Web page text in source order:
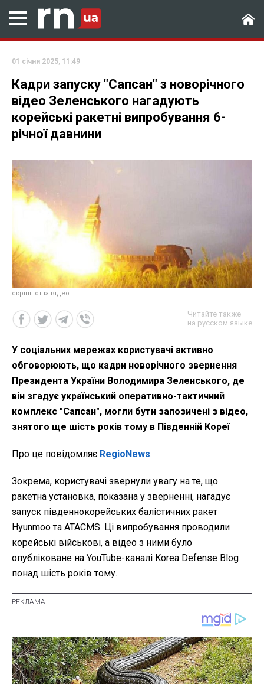
01 січня 2025, 11:49
Кадри запуску "Сапсан" з новорічного
відео Зеленського нагадують
корейські ракетні випробування 6-
річної давнини
скріншот із відео
Читайте также
на русском языке
У соціальних мережах користувачі активно
обговорюють, що кадри новорічного звернення
Президента України Володимира Зеленського, де
він згадує український оперативно-тактичний
комплекс "Сапсан", могли бути запозичені з відео,
знятого ще шість років тому в Південній Кореї
Про це повідомляє RegioNews.
Зокрема, користувачі звернули увагу на те, що
ракетна установка, показана у зверненні, нагадує
запуск південнокорейських балістичних ракет
Hyunmoo та ATACMS. Ці випробування проводили
корейські військові, а відео з ними було
опубліковане на YouTube-каналі Korea Defense Blog
понад шість років тому.